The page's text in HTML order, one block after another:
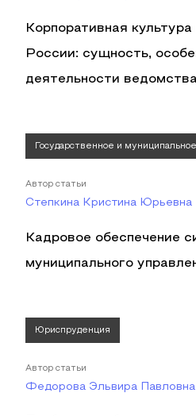
Корпоративная
России: сущность,
деятельности ведомства
Государственное и
Автор статьи
Степкина Кристина Юрьевна
Кадровое обеспечение
муниципального
Юриспруденция
Автор статьи
Федорова Эльвира Павловна